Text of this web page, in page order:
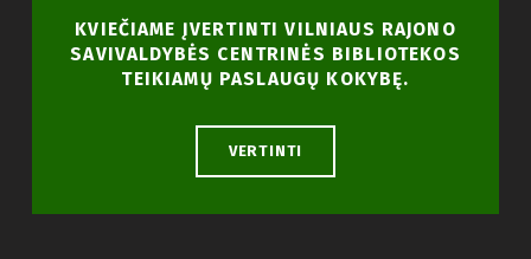
KVIEČIAME ĮVERTINTI VILNIAUS RAJONO
SAVIVALDYBĖS CENTRINĖS BIBLIOTEKOS
TEIKIAMŲ PASLAUGŲ KOKYBĘ.
VERTINTI